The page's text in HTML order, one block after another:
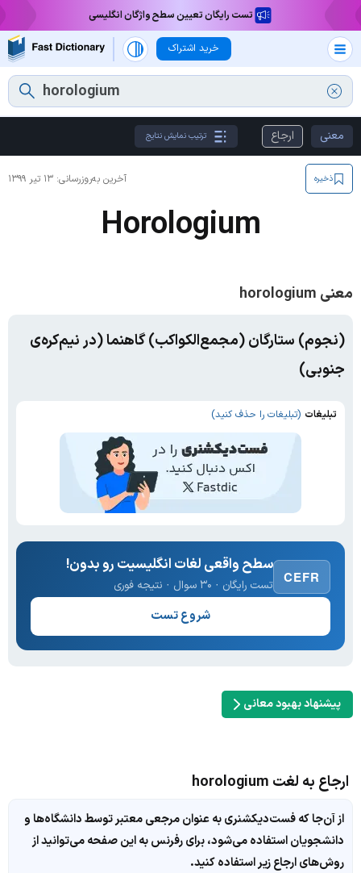
تست رایگان تعیین سطح واژگان انگلیسی
خرید اشتراک
معنی ارجاع ترتیب نمایش نتایج
آخرین به‌روزرسانی: ۱۳ تیر ۱۳۹۹ ذخیره
Horologium
معنی horologium
(نجوم) ستارگان (مجمع‌الکواکب) گاهنما (در نیم‌کره‌ی
جنوبی)
تبلیغات (تبلیغات را حذف کنید)
CEFR
سطح واقعی لغات انگلیسیت رو بدون!
تست رایگان · ۳۰ سوال · نتیجه فوری
شروع تست
پیشنهاد بهبود معانی
ارجاع به لغت horologium
از آن‌جا که فست‌دیکشنری به عنوان مرجعی معتبر توسط دانشگاه‌ها و
دانشجویان استفاده می‌شود، برای رفرنس به این صفحه می‌توانید از
روش‌های ارجاع زیر استفاده کنید.